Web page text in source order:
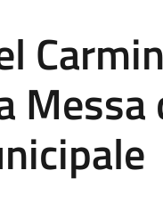
Messa